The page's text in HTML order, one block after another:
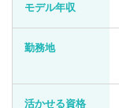
求人情報
モデル年収
勤務地
活かせる資格